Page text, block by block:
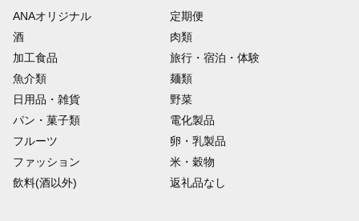
ANAオリジナル
定期便
酒
肉類
加工食品
旅行・宿泊・体験
魚介類
麺類
日用品・雑貨
野菜
パン・菓子類
電化製品
フルーツ
卵・乳製品
ファッション
米・穀物
飲料(酒以外)
返礼品なし